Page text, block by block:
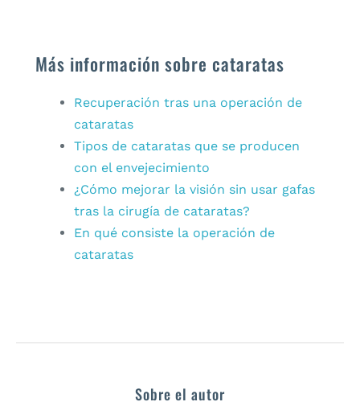
Más información sobre cataratas
Recuperación tras una operación de
cataratas
Tipos de cataratas que se producen
con el envejecimiento
¿Cómo mejorar la visión sin usar gafas
tras la cirugía de cataratas?
En qué consiste la operación de
cataratas
Sobre el autor